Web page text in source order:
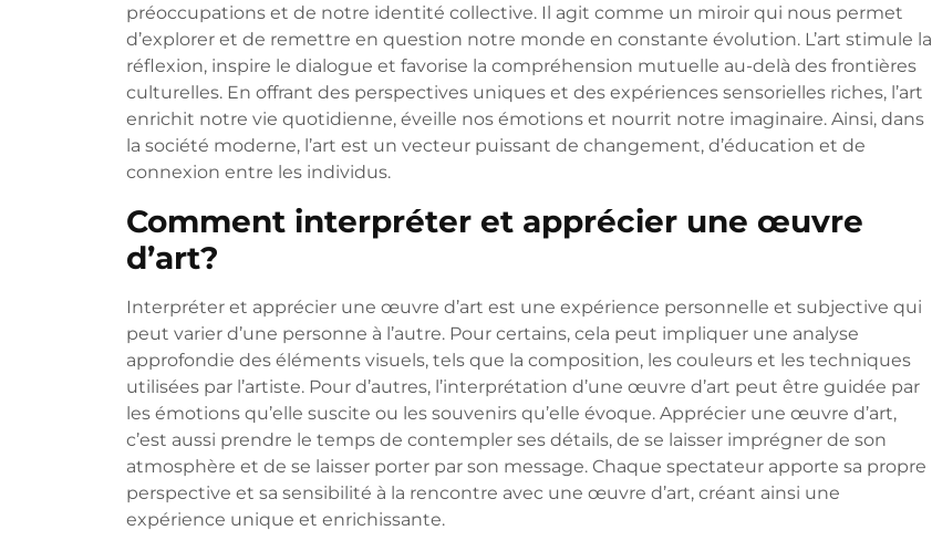
préoccupations et de notre identité collective. Il agit comme un miroir qui nous permet
d’explorer et de remettre en question notre monde en constante évolution. L’art stimule la
réflexion, inspire le dialogue et favorise la compréhension mutuelle au-delà des frontières
culturelles. En offrant des perspectives uniques et des expériences sensorielles riches, l’art
enrichit notre vie quotidienne, éveille nos émotions et nourrit notre imaginaire. Ainsi, dans
la société moderne, l’art est un vecteur puissant de changement, d’éducation et de
connexion entre les individus.
Comment interpréter et apprécier une œuvre
d’art?
Interpréter et apprécier une œuvre d’art est une expérience personnelle et subjective qui
peut varier d’une personne à l’autre. Pour certains, cela peut impliquer une analyse
approfondie des éléments visuels, tels que la composition, les couleurs et les techniques
utilisées par l’artiste. Pour d’autres, l’interprétation d’une œuvre d’art peut être guidée par
les émotions qu’elle suscite ou les souvenirs qu’elle évoque. Apprécier une œuvre d’art,
c’est aussi prendre le temps de contempler ses détails, de se laisser imprégner de son
atmosphère et de se laisser porter par son message. Chaque spectateur apporte sa propre
perspective et sa sensibilité à la rencontre avec une œuvre d’art, créant ainsi une
expérience unique et enrichissante.